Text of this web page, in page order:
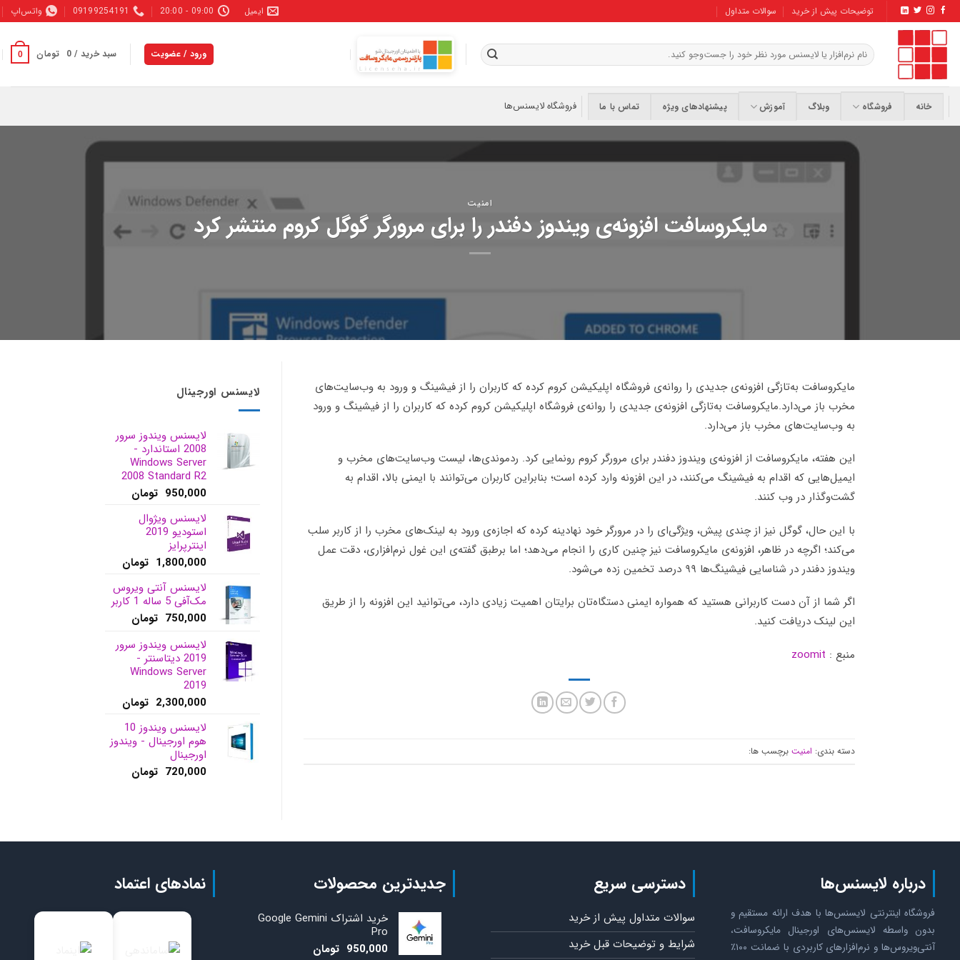
Skip
to
content
توضیحات پیش از خرید سوالات متداول ایمیل 09:00 - 20:00
09199254191 واتس‌اپ
جستجو
برای:
ورود / عضویت سبد خرید / 0 تومان 0
خانه فروشگاه وبلاگ آموزش پیشنهادهای ویژه تماس با ما فروشگاه لایسنس‌ها
امنیت
مایکروسافت افزونه‌ی ویندوز دفندر را برای مرورگر گوگل‌ کروم منتشر کرد
مایکروسافت به‌تازگی افزونه‌ی جدیدی را روانه‌ی فروشگاه اپلیکیشن کروم کرده که کاربران را از فیشینگ و ورود به وب‌سایت‌های
مخرب باز می‌دارد.مایکروسافت به‌تازگی افزونه‌ی جدیدی را روانه‌ی فروشگاه اپلیکیشن کروم کرده که کاربران را از فیشینگ و ورود
به وب‌سایت‌های مخرب باز می‌دارد.
این هفته، مایکروسافت از افزونه‌ی ویندوز دفندر برای مرورگر کروم رونمایی کرد. ردموندی‌ها، لیست وب‌سایت‌های مخرب و
ایمیل‌هایی که اقدام به فیشینگ می‌کنند، در این افزونه وارد کرده است؛ بنابراین کاربران می‌توانند با ایمنی بالا، اقدام به
گشت‌و‌گذار در وب کنند.
با این حال، گوگل نیز از چندی پیش، ویژگی‌ای را در مرورگر خود نهادینه کرده که اجازه‌ی ورود به لینک‌های مخرب را از کاربر سلب
می‌کند؛ اگرچه در ظاهر، افزونه‌ی مایکروسافت نیز چنین کاری را انجام می‌دهد؛ اما برطبق گفته‌ی این غول نرم‌افزاری، دقت عمل
ویندوز دفندر در شناسایی فیشینگ‌ها ۹۹ درصد تخمین زده می‌شود.
اگر شما از آن دست کاربرانی هستید که همواره ایمنی دستگاه‌تان برایتان اهمیت زیادی دارد، می‌توانید این افزونه را از طریق
این لینک دریافت کنید.
منبع : zoomit
دسته بندی: امنیت برچسب ها:
لایسنس اورجینال
لایسنس ویندوز سرور
2008 استاندارد -
Windows Server
2008 Standard R2
950,000 تومان
لایسنس ویژوال
استودیو 2019
اینترپرایز
1,800,000 تومان
لایسنس آنتی ویروس
مک‌آفی 5 ساله 1 کاربر
750,000 تومان
لایسنس ویندوز سرور
2019 دیتاسنتر -
Windows Server
2019
2,300,000 تومان
لایسنس ویندوز 10
هوم اورجینال - ویندوز
اورجینال
720,000 تومان
درباره لایسنس‌ها
فروشگاه اینترنتی لایسنس‌ها با هدف ارائه مستقیم و
بدون واسطه لایسنس‌های اورجینال مایکروسافت،
آنتی‌ویروس‌ها و نرم‌افزارهای کاربردی با ضمانت ۱۰۰٪
دسترسی سریع
سوالات متداول پیش از خرید
شرایط و توضیحات قبل خرید
جدیدترین محصولات
خرید اشتراک Google Gemini
Pro
950,000 تومان
نمادهای اعتماد